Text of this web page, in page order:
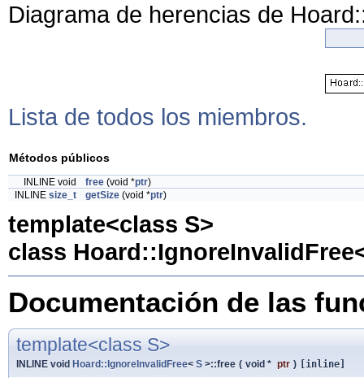
Diagrama de herencias de
Lista de todos los miembros.
Métodos públicos
INLINE void free (void *ptr)
INLINE size_t getSize (void *ptr)
template<class S>
class
Documentación de las
template<class S>
INLINE void Hoard::IgnoreInvalidFree< S >::free ( void * ptr ) [inline]